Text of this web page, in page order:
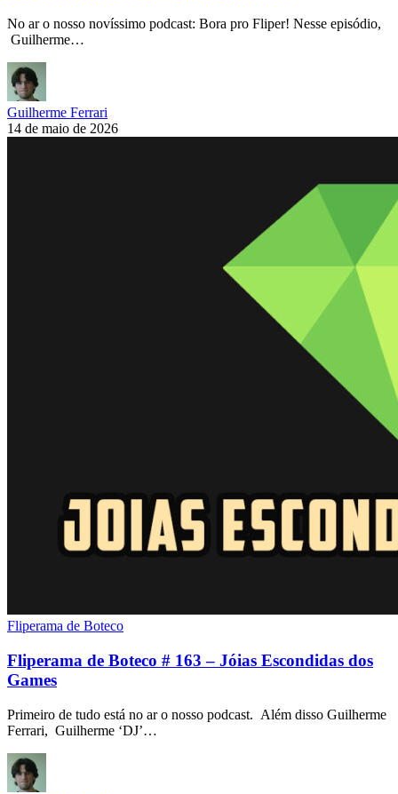
No ar o nosso novíssimo podcast: Bora pro Fliper! Nesse episódio,
Guilherme…
Guilherme Ferrari
14 de maio de 2026
Fliperama de Boteco
Fliperama de Boteco # 163 – Jóias Escondidas dos
Games
Primeiro de tudo está no ar o nosso podcast. Além disso Guilherme
Ferrari, Guilherme ‘DJ’…